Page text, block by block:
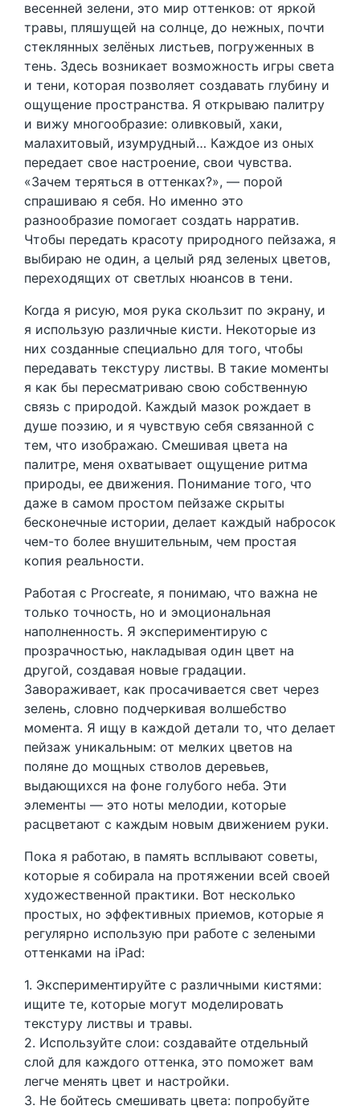
весенней зелени, это мир оттенков: от яркой
травы, пляшущей на солнце, до нежных, почти
стеклянных зелёных листьев, погруженных в
тень. Здесь возникает возможность игры света
и тени, которая позволяет создавать глубину и
ощущение пространства. Я открываю палитру
и вижу многообразие: оливковый, хаки,
малахитовый, изумрудный… Каждое из оных
передает свое настроение, свои чувства.
«Зачем теряться в оттенках?», — порой
спрашиваю я себя. Но именно это
разнообразие помогает создать нарратив.
Чтобы передать красоту природного пейзажа, я
выбираю не один, а целый ряд зеленых цветов,
переходящих от светлых нюансов в тени.
Когда я рисую, моя рука скользит по экрану, и
я использую различные кисти. Некоторые из
них созданные специально для того, чтобы
передавать текстуру листвы. В такие моменты
я как бы пересматриваю свою собственную
связь с природой. Каждый мазок рождает в
душе поэзию, и я чувствую себя связанной с
тем, что изображаю. Смешивая цвета на
палитре, меня охватывает ощущение ритма
природы, ее движения. Понимание того, что
даже в самом простом пейзаже скрыты
бесконечные истории, делает каждый набросок
чем-то более внушительным, чем простая
копия реальности.
Работая с Procreate, я понимаю, что важна не
только точность, но и эмоциональная
наполненность. Я экспериментирую с
прозрачностью, накладывая один цвет на
другой, создавая новые градации.
Завораживает, как просачивается свет через
зелень, словно подчеркивая волшебство
момента. Я ищу в каждой детали то, что делает
пейзаж уникальным: от мелких цветов на
поляне до мощных стволов деревьев,
выдающихся на фоне голубого неба. Эти
элементы — это ноты мелодии, которые
расцветают с каждым новым движением руки.
Пока я работаю, в память всплывают советы,
которые я собирала на протяжении всей своей
художественной практики. Вот несколько
простых, но эффективных приемов, которые я
регулярно использую при работе с зелеными
оттенками на iPad:
1. Экспериментируйте с различными кистями:
ищите те, которые могут моделировать
текстуру листвы и травы.
2. Используйте слои: создавайте отдельный
слой для каждого оттенка, это поможет вам
легче менять цвет и настройки.
3. Не бойтесь смешивать цвета: попробуйте